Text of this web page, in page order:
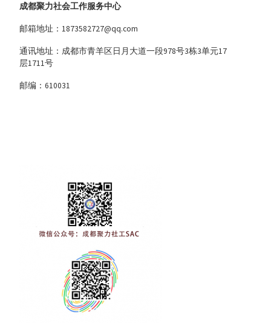
成都聚力社会工作服务中心
邮箱地址：1873582727@qq.com
通讯地址：成都市青羊区日月大道一段978号3栋3单元17
层1711号
邮编：610031